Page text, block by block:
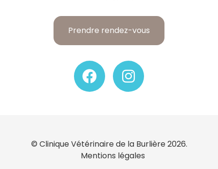
Prendre rendez-vous
© Clinique Vétérinaire de la Burlière 2026.
Mentions légales